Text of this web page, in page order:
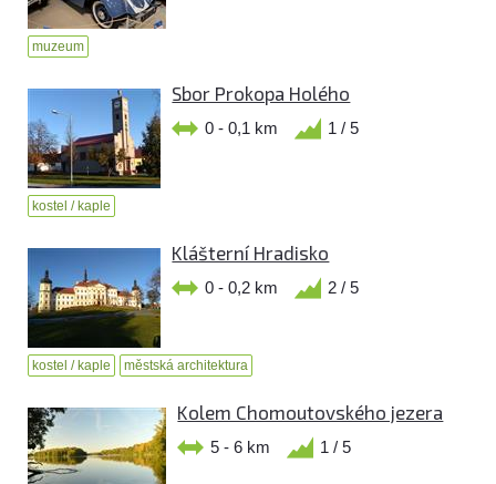
muzeum
Sbor Prokopa Holého
0 - 0,1 km 1 / 5
kostel / kaple
Klášterní Hradisko
0 - 0,2 km 2 / 5
kostel / kaple městská architektura
Kolem Chomoutovského jezera
5 - 6 km 1 / 5